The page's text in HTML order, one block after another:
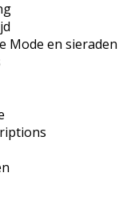
Mode en sieraden